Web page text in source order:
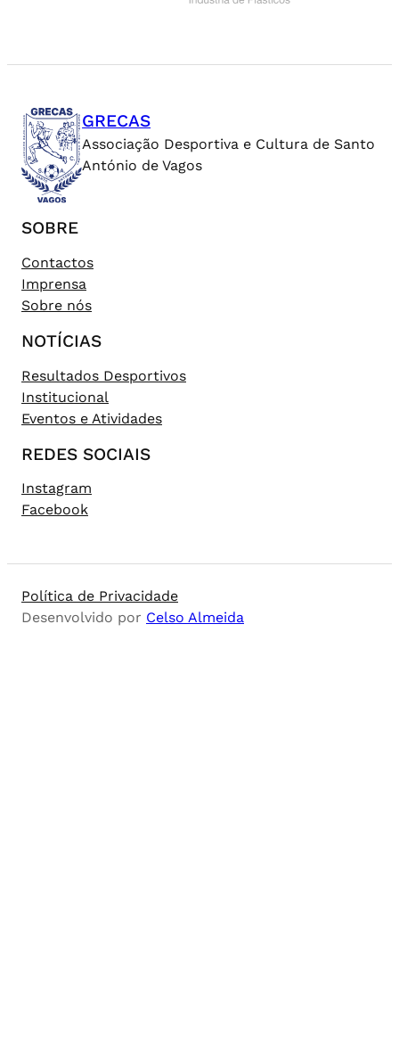
GRECAS
Associação Desportiva e Cultura de Santo
António de Vagos
SOBRE
Contactos
Imprensa
Sobre nós
NOTÍCIAS
Resultados Desportivos
Institucional
Eventos e Atividades
REDES SOCIAIS
Instagram
Facebook
Política de Privacidade
Desenvolvido por Celso Almeida